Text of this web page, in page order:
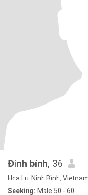
Đinh bính, 36
Hoa Lu, Ninh Bình, Vietnam
Seeking: Male 50 - 60